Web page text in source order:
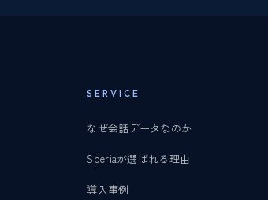
SERVICE
なぜ会話データなのか
Speriaが選ばれる理由
導入事例